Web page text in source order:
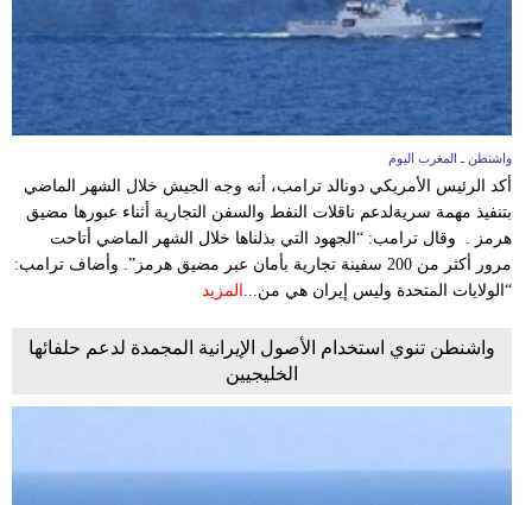
واشنطن ـ المغرب اليوم
أكد الرئيس الأمريكي دونالد ترامب، أنه وجه الجيش خلال الشهر الماضي
بتنفيذ مهمة سريةلدعم ناقلات النفط والسفن التجارية أثناء عبورها مضيق
هرمز . وقال ترامب: “الجهود التي بذلناها خلال الشهر الماضي أتاحت
مرور أكثر من 200 سفينة تجارية بأمان عبر مضيق هرمز”. وأضاف ترامب:
“الولايات المتحدة وليس إيران هي من...
المزيد
واشنطن تنوي استخدام الأصول الإيرانية المجمدة لدعم حلفائها
الخليجيين